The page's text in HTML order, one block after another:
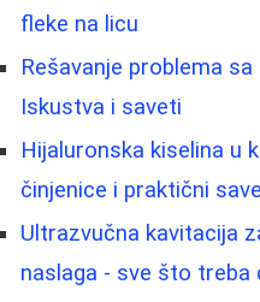
fleke na licu
Rešavanje problema
Iskustva i saveti
Hijaluronska kiselina u
činjenice i praktični
Ultrazvučna kavitacija
naslaga - sve što treba